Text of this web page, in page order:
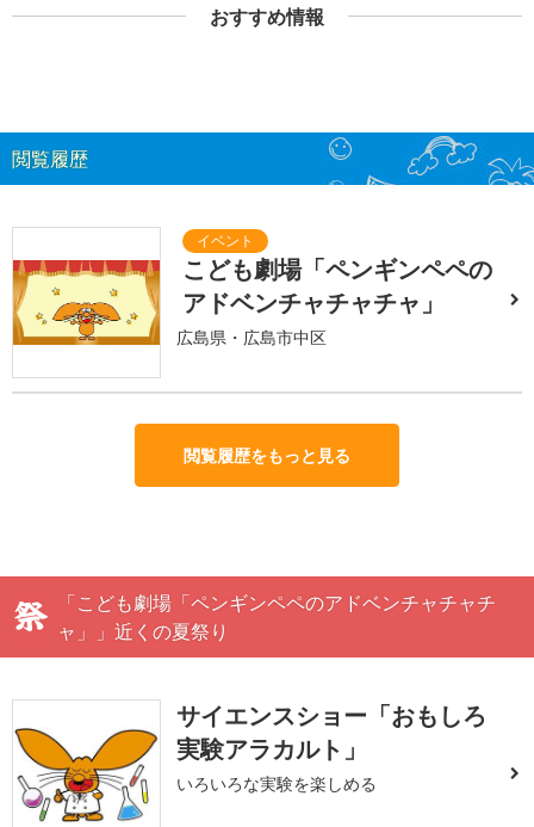
おすすめ情報
閲覧履歴
こども劇場「ペンギンペペの
アドベンチャチャチャ」
広島県・広島市中区
閲覧履歴をもっと見る
「こども劇場「ペンギンペペのアドベンチャチャチ
ャ」」近くの夏祭り
サイエンスショー「おもしろ
実験アラカルト」
いろいろな実験を楽しめる